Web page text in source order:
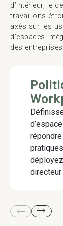
d’intérieur, le
travaillons
axés sur les
d’espaces
des entreprises